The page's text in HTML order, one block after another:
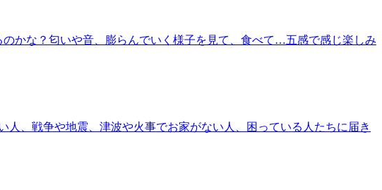
かな？匂いや音、膨らんでいく様子を見て、食べて…五感で感じ楽しみ
、戦争や地震、津波や火事でお家がない人、困っている人たちに届き